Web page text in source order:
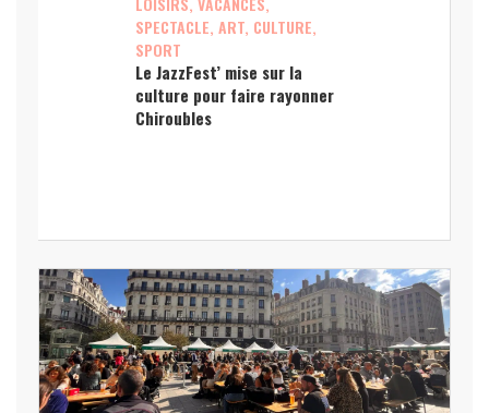
SPECTACLE, ART, CULTURE,
SPORT
Le JazzFest’ mise sur la
culture pour faire rayonner
Chiroubles